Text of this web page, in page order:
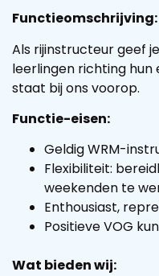
Functieomschrijving:
Als rijinstructeur geef
leerlingen richting hun
staat bij ons voorop.
Functie-eisen:
Geldig WRM-
Flexibiliteit:
weekenden te
Enthousiast,
Positieve VOG
Wat bieden wij: